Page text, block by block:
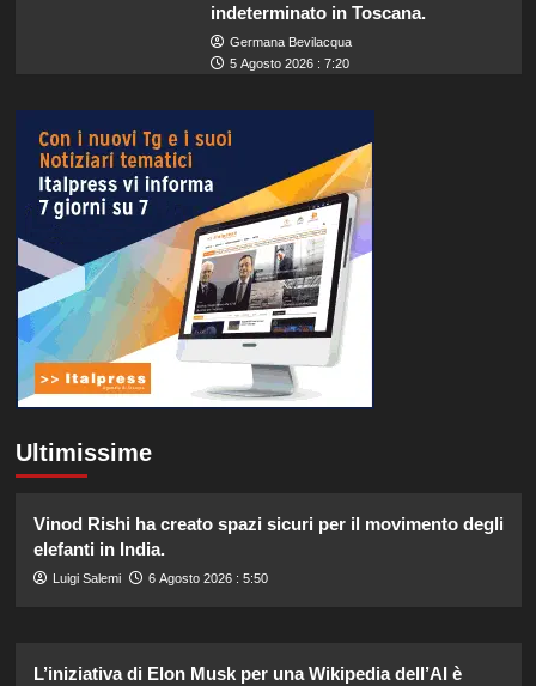
indeterminato in Toscana.
Germana Bevilacqua
5 Agosto 2026 : 7:20
Ultimissime
Vinod Rishi ha creato spazi sicuri per il movimento degli
elefanti in India.
Luigi Salemi 6 Agosto 2026 : 5:50
L’iniziativa di Elon Musk per una Wikipedia dell’AI è